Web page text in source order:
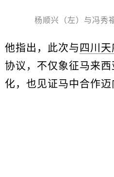
杨顺兴（左）与冯秀
他指出，此次与 四川
协议，不仅象征马来
化，也见证马中合作迈